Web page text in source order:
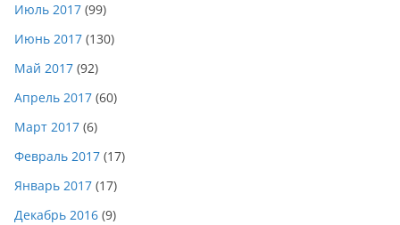
Июль 2017 (99)
Июнь 2017 (130)
Май 2017 (92)
Апрель 2017 (60)
Март 2017 (6)
Февраль 2017 (17)
Январь 2017 (17)
Декабрь 2016 (9)